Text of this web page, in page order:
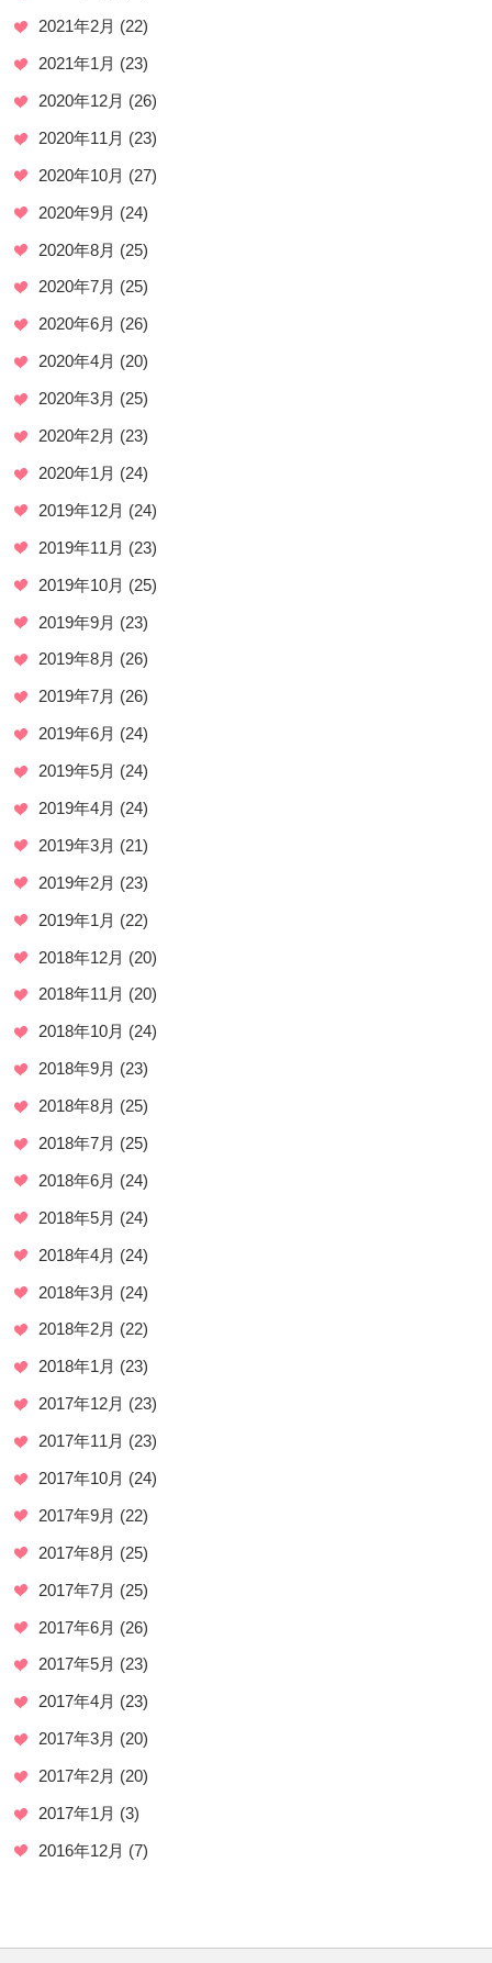
2021年2月 (22)
2021年1月 (23)
2020年12月 (26)
2020年11月 (23)
2020年10月 (27)
2020年9月 (24)
2020年8月 (25)
2020年7月 (25)
2020年6月 (26)
2020年4月 (20)
2020年3月 (25)
2020年2月 (23)
2020年1月 (24)
2019年12月 (24)
2019年11月 (23)
2019年10月 (25)
2019年9月 (23)
2019年8月 (26)
2019年7月 (26)
2019年6月 (24)
2019年5月 (24)
2019年4月 (24)
2019年3月 (21)
2019年2月 (23)
2019年1月 (22)
2018年12月 (20)
2018年11月 (20)
2018年10月 (24)
2018年9月 (23)
2018年8月 (25)
2018年7月 (25)
2018年6月 (24)
2018年5月 (24)
2018年4月 (24)
2018年3月 (24)
2018年2月 (22)
2018年1月 (23)
2017年12月 (23)
2017年11月 (23)
2017年10月 (24)
2017年9月 (22)
2017年8月 (25)
2017年7月 (25)
2017年6月 (26)
2017年5月 (23)
2017年4月 (23)
2017年3月 (20)
2017年2月 (20)
2017年1月 (3)
2016年12月 (7)